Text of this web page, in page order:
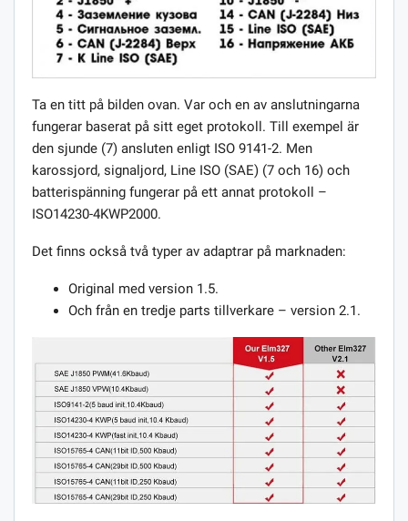
Ta en titt på bilden ovan. Var och en av anslutningarna
fungerar baserat på sitt eget protokoll. Till exempel är
den sjunde (7) ansluten enligt ISO 9141-2. Men
karossjord, signaljord, Line ISO (SAE) (7 och 16) och
batterispänning fungerar på ett annat protokoll –
ISO14230-4KWP2000.
Det finns också två typer av adaptrar på marknaden:
Original med version 1.5.
Och från en tredje parts tillverkare – version 2.1.